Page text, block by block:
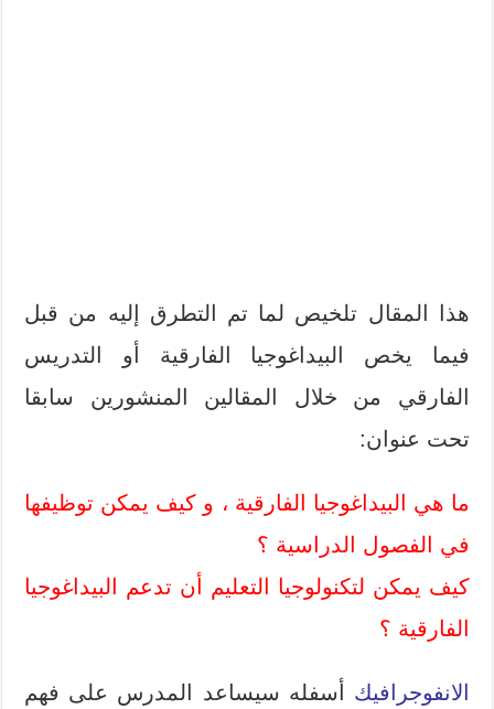
هذا المقال تلخيص لما تم التطرق إليه من قبل
فيما يخص البيداغوجيا الفارقية أو التدريس
الفارقي من خلال المقالين المنشورين سابقا
تحت عنوان:
ما هي البيداغوجيا الفارقية ، و كيف يمكن توظيفها
في الفصول الدراسية ؟
كيف يمكن لتكنولوجيا التعليم أن تدعم البيداغوجيا
الفارقية ؟
الانفوجرافيك أسفله سيساعد المدرس على فهم